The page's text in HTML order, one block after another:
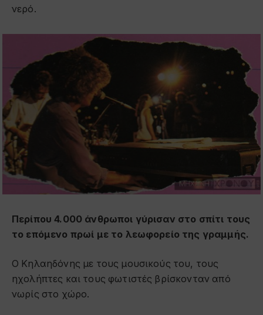
νερό.
Περίπου 4.000 άνθρωποι γύρισαν στο σπίτι τους
το επόμενο πρωί με το λεωφορείο της γραμμής.
Ο Κηλαηδόνης με τους μουσικούς του, τους
ηχολήπτες και τους φωτιστές βρίσκονταν από
νωρίς στο χώρο.